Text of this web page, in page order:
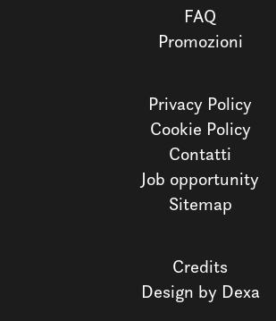
FAQ
Promozioni
Privacy Policy
Cookie Policy
Contatti
Job opportunity
Sitemap
Credits
Design by Dexa